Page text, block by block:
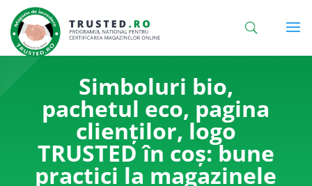
Simboluri bio,
pachetul eco, pagina
clienților, logo
TRUSTED în coș: bune
practici la magazinele